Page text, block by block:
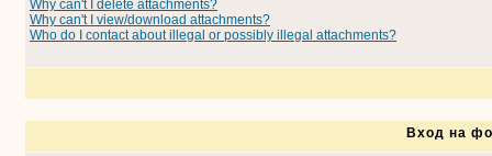
Why can't I delete attachments?
Why can't I view/download attachments?
Who do I contact about illegal or possibly illegal attachments?
Вход на